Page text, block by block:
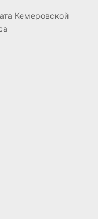
Кемеровской